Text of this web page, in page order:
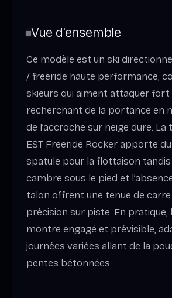
Vue d'ensemble
Ce modèle est un ski
/ freeride haute performance,
skieurs qui aiment attaquer
recherchant de la portance en
de l’accroche sur neige dure. La
EST Freeride Rocker apporte
spatule pour la flottaison tandis
cambre sous le pied et
talon offrent une tenue de
précision sur piste. En pratique,
montre engagé et prévisible,
journées variées allant de la
pentes bétonnées.